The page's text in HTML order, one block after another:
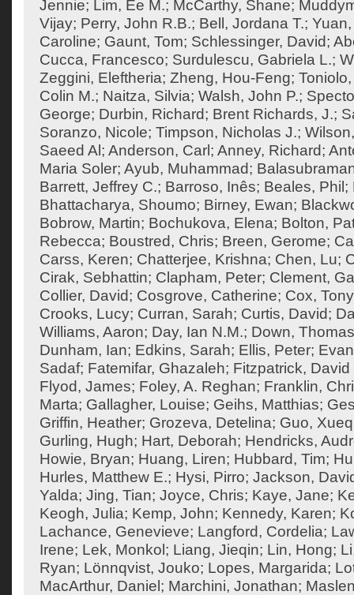
Jennie; Lim, Ee M.; McCarthy, Shane;
Vijay; Perry, John R.B.; Bell, Jordana T.;
Caroline; Gaunt, Tom; Schlessinger, David;
Cucca, Francesco; Surdulescu, Gabriela L.;
Zeggini, Eleftheria; Zheng, Hou-Feng;
Colin M.; Naitza, Silvia; Walsh, John P.;
George; Durbin, Richard; Brent Richards, J.;
Soranzo, Nicole; Timpson, Nicholas J.;
Saeed Al ; Anderson, Carl ; Anney, Richard;
Maria Soler; Ayub, Muhammad;
Barrett, Jeffrey C.; Barroso, Inês; Beales, Phil ;
Bhattacharya, Shoumo; Birney, Ewan;
Bobrow, Martin; Bochukova, Elena; Bolton,
Rebecca; Boustred, Chris; Breen, Gerome;
Carss, Keren; Chatterjee, Krishna; Chen, Lu;
Cirak, Sebhattin; Clapham, Peter; Clement,
Collier, David; Cosgrove, Catherine; Cox, Tony
Crooks, Lucy; Curran, Sarah; Curtis, David;
Williams, Aaron; Day, Ian N.M.; Down, Thomas
Dunham, Ian; Edkins, Sarah; Ellis, Peter;
Sadaf; Fatemifar, Ghazaleh; Fitzpatrick, David
Flyod, James; Foley, A. Reghan; Franklin,
Marta; Gallagher, Louise; Geihs, Matthias;
Griffin, Heather; Grozeva, Detelina; Guo,
Gurling, Hugh; Hart, Deborah; Hendricks,
Howie, Bryan; Huang, Liren; Hubbard, Tim;
Hurles, Matthew E.; Hysi, Pirro; Jackson,
Yalda; Jing, Tian; Joyce, Chris; Kaye, Jane;
Keogh, Julia; Kemp, John; Kennedy, Karen;
Lachance, Genevieve; Langford, Cordelia;
Irene; Lek, Monkol ; Liang, Jieqin; Lin, Hong;
Ryan; Lönnqvist, Jouko; Lopes, Margarida;
MacArthur, Daniel ; Marchini, Jonathan;